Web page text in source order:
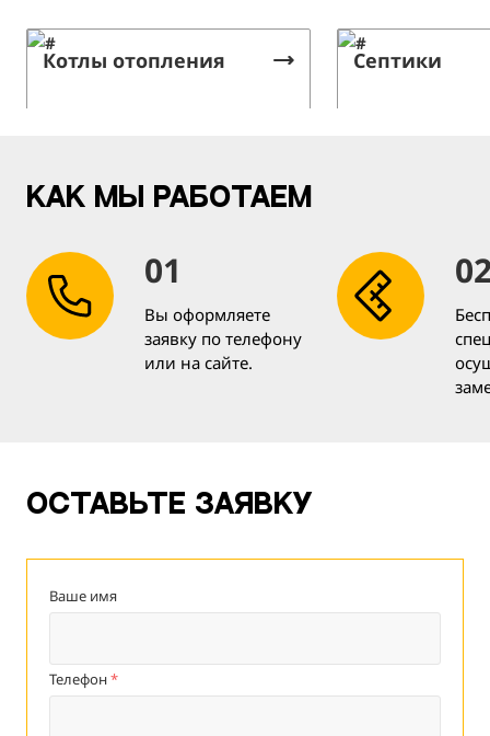
Котлы отопления Септики
Как мы работаем
01
Вы оформляете
заявку по телефону
или на сайте.
Оставьте заявку
Ваше имя
Телефон*